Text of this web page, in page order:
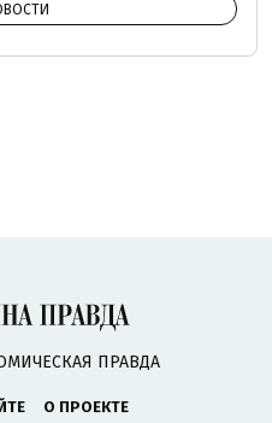
ПРАВДА
О ПРОЕКТЕ